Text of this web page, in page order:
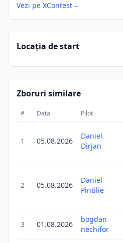
Vezi pe XContest→
Locația de start
Zboruri similare
# Data Pilot
1 05.08.2026
Daniel
Dirjan
2 05.08.2026
Daniel
Pintilie
3 01.08.2026
bogdan
nechifor